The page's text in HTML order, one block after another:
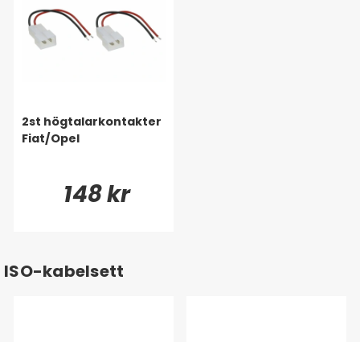
2st högtalarkontakter
Fiat/Opel
148 kr
ISO-kabelsett